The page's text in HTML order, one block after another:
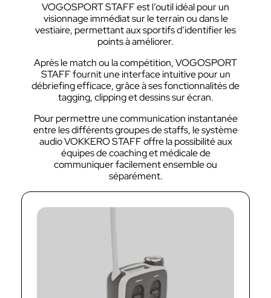
VOGOSPORT STAFF est l’outil idéal pour un
visionnage immédiat sur le terrain ou dans le
vestiaire, permettant aux sportifs d’identifier les
points à améliorer.
Après le match ou la compétition, VOGOSPORT
STAFF fournit une interface intuitive pour un
débriefing efficace, grâce à ses fonctionnalités de
tagging, clipping et dessins sur écran.
Pour permettre une communication instantanée
entre les différents groupes de staffs, le système
audio VOKKERO STAFF offre la possibilité aux
équipes de coaching et médicale de
communiquer facilement ensemble ou
séparément.